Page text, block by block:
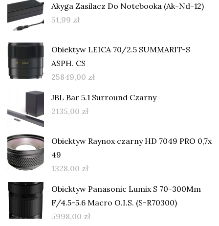
Akyga Zasilacz Do Notebooka (Ak-Nd-12)
51,99 zł
Obiektyw LEICA 70/2.5 SUMMARIT-S
ASPH. CS
25849,00 zł
JBL Bar 5.1 Surround Czarny
2135,00 zł
Obiektyw Raynox czarny HD 7049 PRO 0,7x
49
1328,00 zł
Obiektyw Panasonic Lumix S 70-300Mm
F/4.5-5.6 Macro O.I.S. (S-R70300)
5998,00 zł